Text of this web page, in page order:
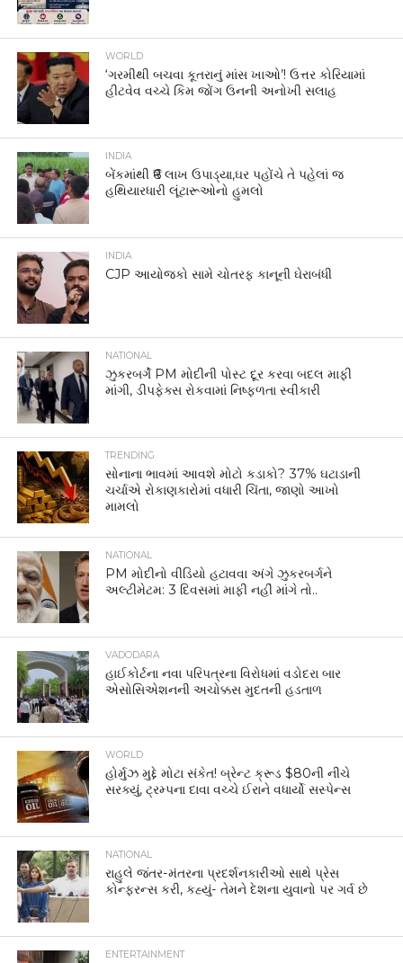
WORLD
‘ગરમીથી બચવા કૂતરાનું માંસ ખાઓ’! ઉત્તર કોરિયામાં
હીટવેવ વચ્ચે કિમ જોંગ ઉનની અનોખી સલાહ
INDIA
બેંકમાંથી ₹6 લાખ ઉપાડ્યા,ઘર પહોંચે તે પહેલાં જ
હથિયારધારી લૂંટારૂઓનો હુમલો
INDIA
CJP આયોજકો સામે ચોતરફ કાનૂની ઘેરાબંધી
NATIONAL
ઝુકરબર્ગે PM મોદીની પોસ્ટ દૂર કરવા બદલ માફી
માંગી, ડીપફેક્સ રોકવામાં નિષ્ફળતા સ્વીકારી
TRENDING
સોનાના ભાવમાં આવશે મોટો કડાકો? 37% ઘટાડાની
ચર્ચાએ રોકાણકારોમાં વધારી ચિંતા, જાણો આખો
મામલો
NATIONAL
PM મોદીનો વીડિયો હટાવવા અંગે ઝુકરબર્ગને
અલ્ટીમેટમ: 3 દિવસમાં માફી નહીં માંગે તો..
VADODARA
હાઈકોર્ટના નવા પરિપત્રના વિરોધમાં વડોદરા બાર
એસોસિએશનની અચોક્કસ મુદતની હડતાળ
WORLD
હોર્મુઝ મુદ્દે મોટા સંકેત! બ્રેન્ટ ક્રૂડ $80ની નીચે
સરક્યું, ટ્રમ્પના દાવા વચ્ચે ઈરાને વધાર્યો સસ્પેન્સ
NATIONAL
રાહુલે જંતર-મંતરના પ્રદર્શનકારીઓ સાથે પ્રેસ
કોન્ફરન્સ કરી, કહ્યું- તેમને દેશના યુવાનો પર ગર્વ છે
ENTERTAINMENT